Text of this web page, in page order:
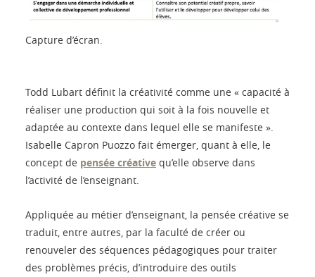
Capture d’écran.
Todd Lubart définit la créativité comme une « capacité à
réaliser une production qui soit à la fois nouvelle et
adaptée au contexte dans lequel elle se manifeste ».
Isabelle Capron Puozzo fait émerger, quant à elle, le
concept de pensée créative qu’elle observe dans
l’activité de l’enseignant.
Appliquée au métier d’enseignant, la pensée créative se
traduit, entre autres, par la faculté de créer ou
renouveler des séquences pédagogiques pour traiter
des problèmes précis, d’introduire des outils